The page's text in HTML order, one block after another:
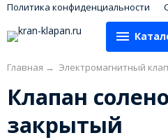
Политика конфиденциальности
Главная → Электромагнитный
Клапан
закрытый